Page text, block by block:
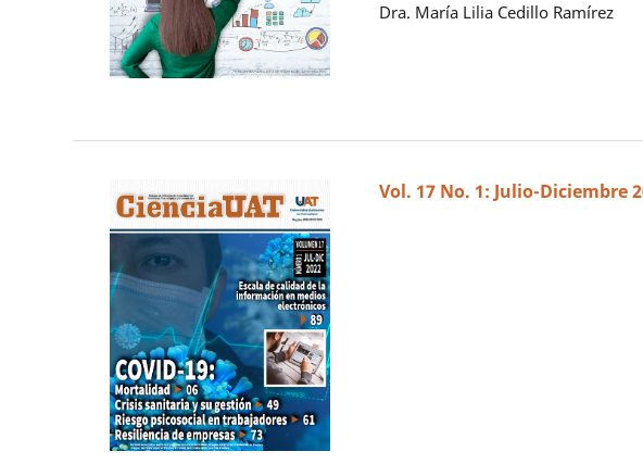
Dra. María Lilia Cedillo Ramírez
Vol. 17 No. 1: Julio-Diciembre